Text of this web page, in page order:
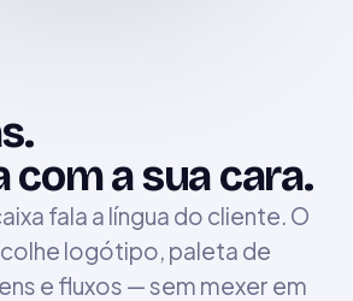
com a sua cara.
fala a língua do cliente. O
logótipo, paleta de
e fluxos — sem mexer em